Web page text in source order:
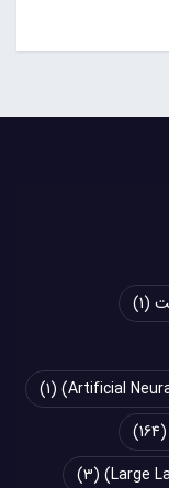
(1)
(1)
(164)
(3)